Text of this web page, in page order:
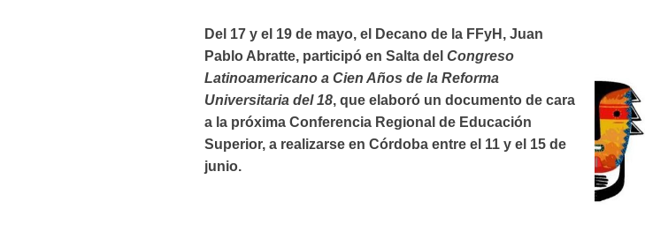
Del 17 y el 19 de mayo, el Decano de la FFyH, Juan
Pablo Abratte, participó en Salta del Congreso
Latinoamericano a Cien Años de la Reforma
Universitaria del 18, que elaboró un documento de cara
a la próxima Conferencia Regional de Educación
Superior, a realizarse en Córdoba entre el 11 y el 15 de
junio.